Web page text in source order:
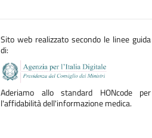
Sito web realizzato secondo le linee guida
di:
Aderiamo allo standard HONcode per
l'affidabilità dell'informazione medica.